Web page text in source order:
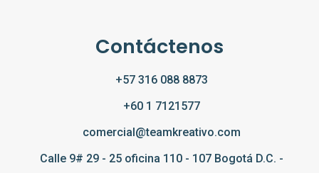
Contáctenos
+57 316 088 8873
+60 1 7121577
comercial@teamkreativo.com
Calle 9# 29 - 25 oficina 110 - 107 Bogotá D.C. -